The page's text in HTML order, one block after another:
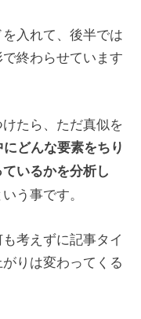
入れて、後半では
終わらせています
たら、ただ真似を
どんな要素をちり
いるかを分析し
いう事です。
考えずに記事タイ
りは変わってくる